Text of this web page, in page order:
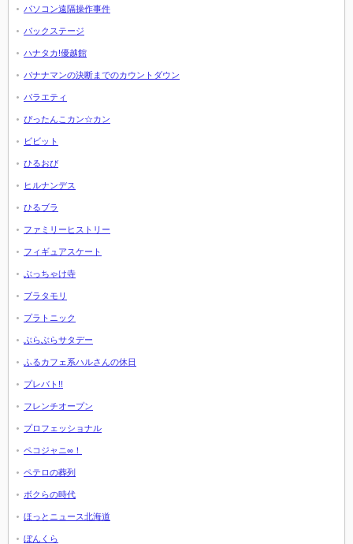
パソコン遠隔操作事件
バックステージ
ハナタカ!優越館
バナナマンの決断までのカウントダウン
バラエティ
ぴったんこカン☆カン
ビビット
ひるおび
ヒルナンデス
ひるブラ
ファミリーヒストリー
フィギュアスケート
ぶっちゃけ寺
ブラタモリ
プラトニック
ぶらぶらサタデー
ふるカフェ系ハルさんの休日
プレバト!!
フレンチオープン
プロフェッショナル
ペコジャニ∞！
ペテロの葬列
ボクらの時代
ほっとニュース北海道
ぼんくら